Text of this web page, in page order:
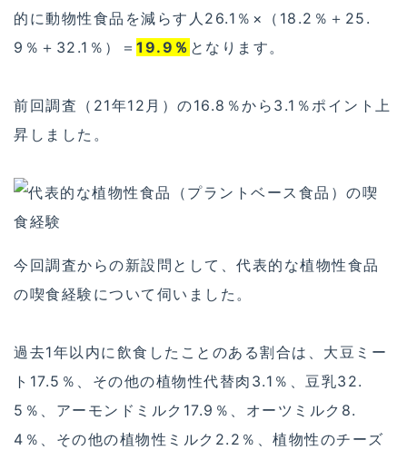
的に動物性食品を減らす人26.1％×（18.2％＋25.
9％＋32.1％）＝ 19.9％ となります。
前回調査（21年12月）の16.8％から3.1％ポイント上
昇しました。
今回調査からの新設問として、代表的な植物性食品
の喫食経験について伺いました。
過去1年以内に飲食したことのある割合は、大豆ミー
ト17.5％、その他の植物性代替肉3.1％、豆乳32.
5％、アーモンドミルク17.9％、オーツミルク8.
4％、その他の植物性ミルク2.2％、植物性のチーズ